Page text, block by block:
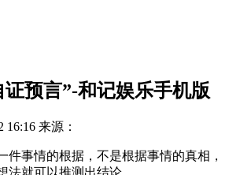
预言”-和记娱乐手机版
16:16 来源：
件事情的根据，不是根据事情的真相，
法就可以推测出结论。